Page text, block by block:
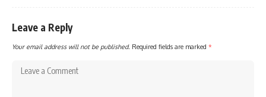
Leave a Reply
Your email address will not be published. Required fields are marked *